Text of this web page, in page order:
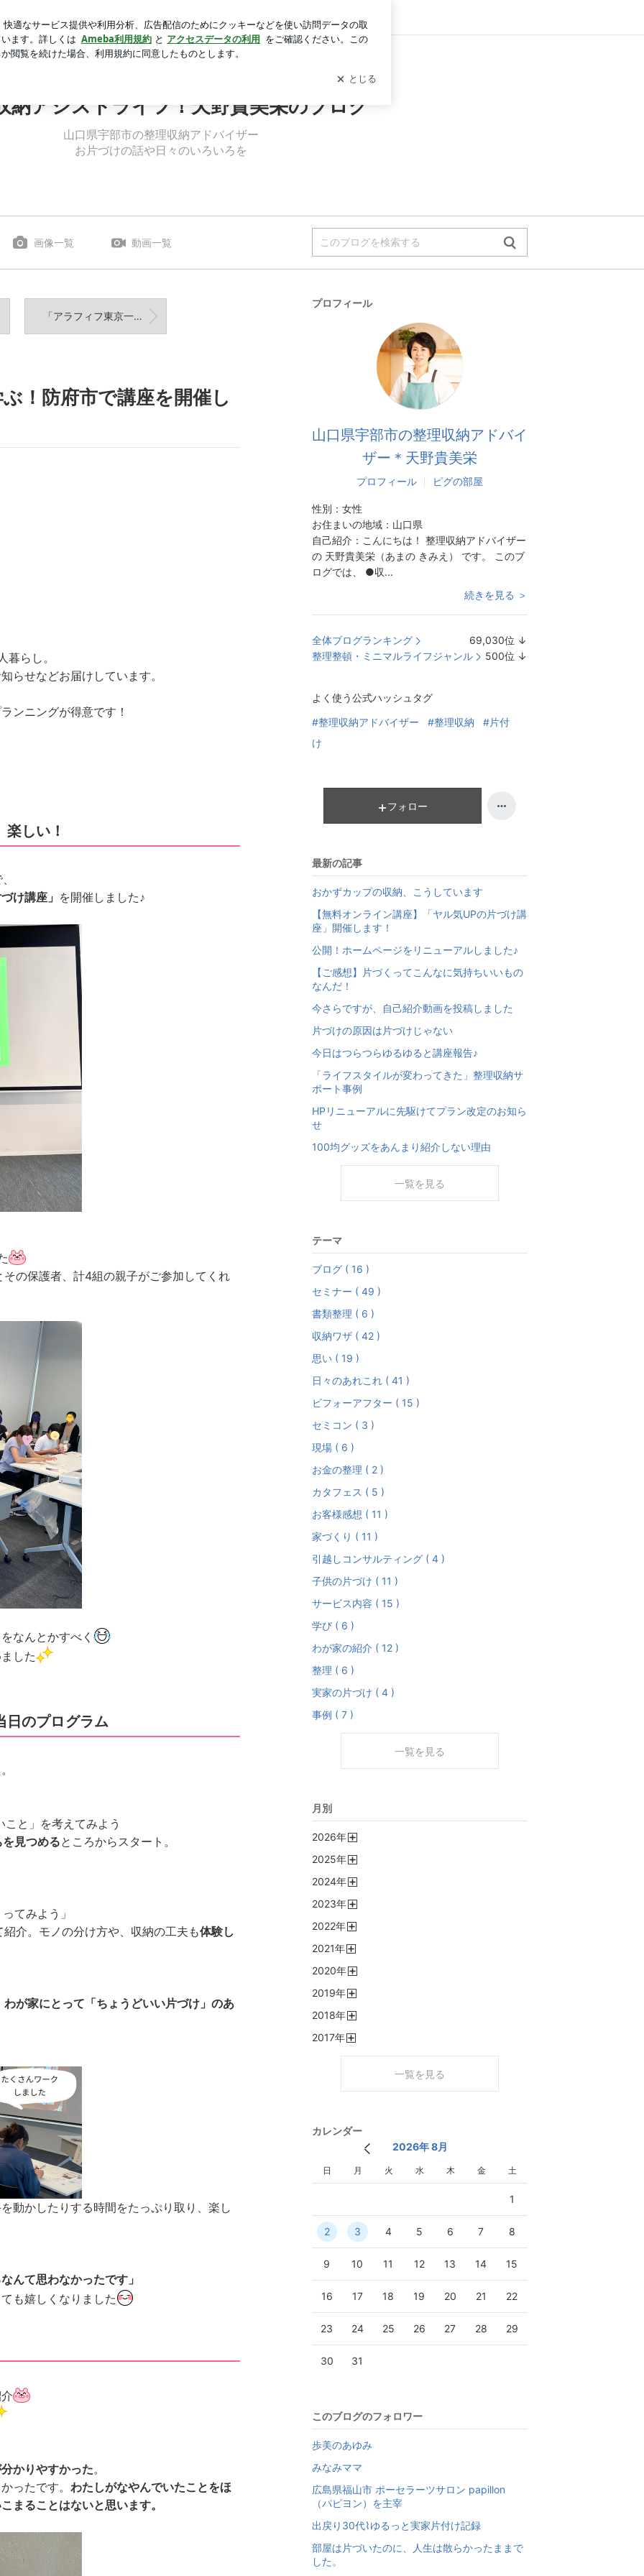
収納アシストライフ！天野貴美栄のブログ
ログイン
納アシストライフ！天野貴美栄のブログ
山口県宇部市の整理収納アドバイザー
お片づけの話や日々のいろいろを
画像一覧 動画一覧
「アラフィフ東京一人暮らし」整理収納サポート
！防府市で講座を開催し
らし。
らせなどお届けしています。
ンニングが得意です！
しい！
け講座」 を開催しました♪
の保護者、計4組の親子がご参加してくれ
なんとかすべく
した
のプログラム
と」を考えてみよう
見つめるところからスタート。
てみよう」
紹介。モノの分け方や、収納の工夫も体験し
わが家にとって「ちょうどいい片づけ」のあ
動かしたりする時間をたっぷり取り、楽し
んて思わなかったです」
も嬉しくなりました
かりやすかった。
ったです。 わたしがなやんでいたことをほ
まることはないと思います。
プロフィール
山口県宇部市の整理収納アドバイ
ザー＊天野貴美栄
プロフィール ピグの部屋
性別： 女性
お住まいの地域： 山口県
自己紹介： こんにちは！ 整理収納アドバイザー
の 天野貴美栄（あまの きみえ） です。 このブ
ログでは、 ●収...
続きを見る ＞
全体ブログランキング 69,030位 ↓
整理整頓・ミニマルライフジャンル 500位 ↓
よく使う公式ハッシュタグ
#整理収納アドバイザー #整理収納
#片付
け
フォロー
最新の記事
おかずカップの収納、こうしています
【無料オンライン講座】「ヤル気UPの片づけ講
座」開催します！
公開！ホームページをリニューアルしました♪
【ご感想】片づくってこんなに気持ちいいもの
なんだ！
今さらですが、自己紹介動画を投稿しました
片づけの原因は片づけじゃない
今日はつらつらゆるゆると講座報告♪
「ライフスタイルが変わってきた」整理収納サ
ポート事例
HPリニューアルに先駆けてプラン改定のお知ら
せ
100均グッズをあんまり紹介しない理由
一覧を見る
テーマ
ブログ ( 16 )
セミナー ( 49 )
書類整理 ( 6 )
収納ワザ ( 42 )
思い ( 19 )
日々のあれこれ ( 41 )
ビフォーアフター ( 15 )
セミコン ( 3 )
現場 ( 6 )
お金の整理 ( 2 )
カタフェス ( 5 )
お客様感想 ( 11 )
家づくり ( 11 )
引越しコンサルティング ( 4 )
子供の片づけ ( 11 )
サービス内容 ( 15 )
学び ( 6 )
わが家の紹介 ( 12 )
整理 ( 6 )
実家の片づけ ( 4 )
事例 ( 7 )
一覧を見る
月別
2026年
2025年
2024年
2023年
2022年
2021年
2020年
2019年
2018年
2017年
一覧を見る
カレンダー
2026年 8月
日 月 火 水 木 金 土
1
2 3 4 5 6 7 8
9 10 11 12 13 14 15
16 17 18 19 20 21 22
23 24 25 26 27 28 29
30 31
このブログのフォロワー
歩美のあゆみ
みなみママ
広島県福山市 ポーセラーツサロン papillon
（パピヨン）を主宰
出戻り30代⌇ゆるっと実家片付け記録
部屋は片づいたのに、人生は散らかったままで
した。